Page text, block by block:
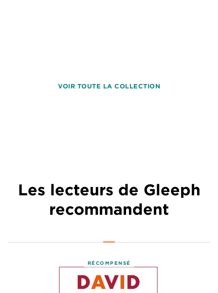
VOIR TOUTE LA COLLECTION
Les lecteurs de Gleeph
recommandent
RÉCOMPENSÉ